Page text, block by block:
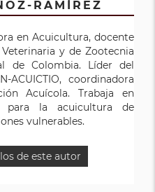
RAMÍREZ
en Acuicultura, docente
y de Zootecnia
de Colombia. Líder del
coordinadora
Acuícola. Trabaja en
para la acuicultura de
vulnerables.
de este autor